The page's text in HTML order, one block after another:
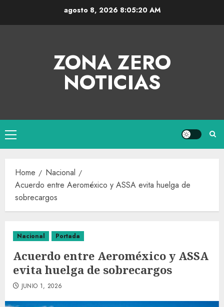
agosto 8, 2026 8:05:20 AM
ZONA ZERO
NOTICIAS
Home
Nacional
Acuerdo entre Aeroméxico y ASSA evita huelga de
sobrecargos
Nacional Portada
Acuerdo entre Aeroméxico y ASSA
evita huelga de sobrecargos
JUNIO 1, 2026